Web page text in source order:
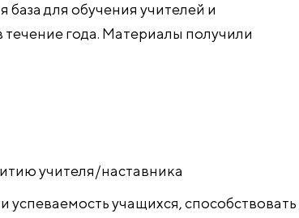
для обучения учителей и
года. Материалы получили
учителя/наставника
учащихся, способствовать